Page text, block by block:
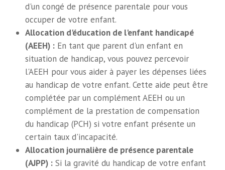
d'un congé de présence parentale pour vous
occuper de votre enfant.
Allocation d'éducation de l'enfant handicapé
(AEEH) : En tant que parent d'un enfant en
situation de handicap, vous pouvez percevoir
l'AEEH pour vous aider à payer les dépenses liées
au handicap de votre enfant. Cette aide peut être
complétée par un complément AEEH ou un
complément de la prestation de compensation
du handicap (PCH) si votre enfant présente un
certain taux d'incapacité.
Allocation journalière de présence parentale
(AJPP) : Si la gravité du handicap de votre enfant